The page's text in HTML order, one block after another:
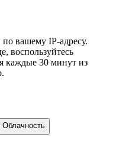
по вашему IP-адресу.
воспользуйтесь
каждые 30 минут из